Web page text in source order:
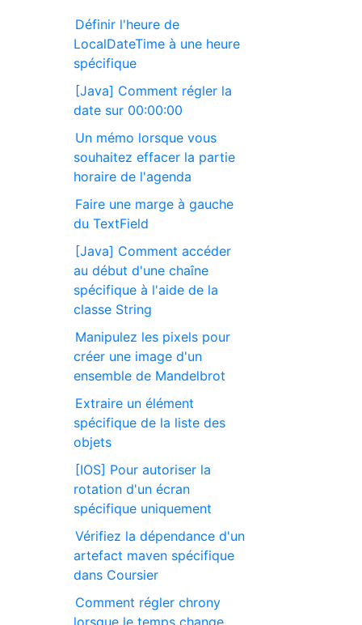
Définir l'heure de
LocalDateTime à une heure
spécifique
[Java] Comment régler la
date sur 00:00:00
Un mémo lorsque vous
souhaitez effacer la partie
horaire de l'agenda
Faire une marge à gauche
du TextField
[Java] Comment accéder
au début d'une chaîne
spécifique à l'aide de la
classe String
Manipulez les pixels pour
créer une image d'un
ensemble de Mandelbrot
Extraire un élément
spécifique de la liste des
objets
[IOS] Pour autoriser la
rotation d'un écran
spécifique uniquement
Vérifiez la dépendance d'un
artefact maven spécifique
dans Coursier
Comment régler chrony
lorsque le temps change